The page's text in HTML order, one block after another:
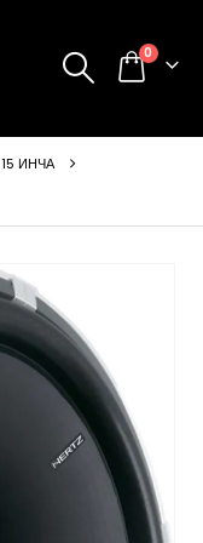
0
15 ИНЧА